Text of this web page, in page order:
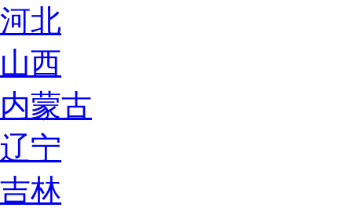
河北
山西
内蒙古
辽宁
吉林